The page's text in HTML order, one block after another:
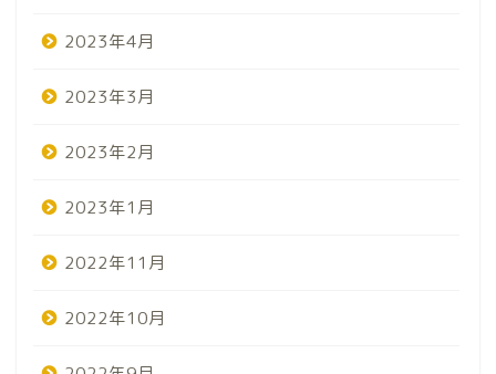
2023年4月
2023年3月
2023年2月
2023年1月
2022年11月
2022年10月